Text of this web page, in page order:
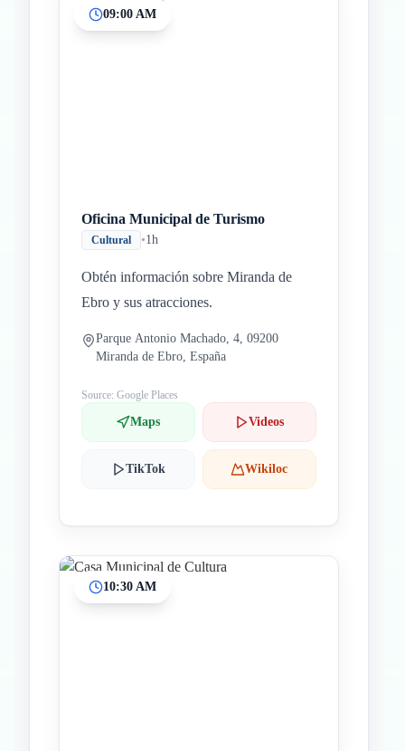
09:00 AM
Oficina Municipal de Turismo
Cultural •1h
Obtén información sobre Miranda de
Ebro y sus atracciones.
Parque Antonio Machado, 4, 09200
Miranda de Ebro, España
Source: Google Places
Maps Videos
TikTok Wikiloc
10:30 AM